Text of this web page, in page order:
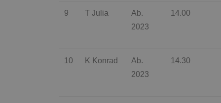
9 T Julia
Ab.
2023
14.00
10 K Konrad
Ab.
2023
14.30